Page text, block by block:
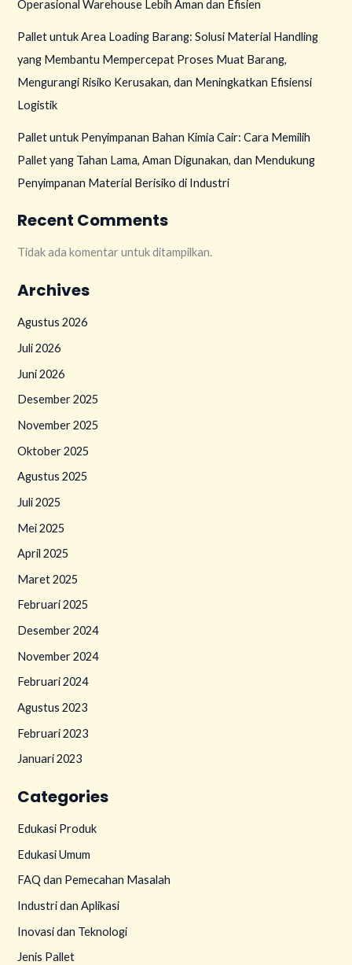
Operasional Warehouse Lebih Aman dan Efisien
Pallet untuk Area Loading Barang: Solusi Material Handling
yang Membantu Mempercepat Proses Muat Barang,
Mengurangi Risiko Kerusakan, dan Meningkatkan Efisiensi
Logistik
Pallet untuk Penyimpanan Bahan Kimia Cair: Cara Memilih
Pallet yang Tahan Lama, Aman Digunakan, dan Mendukung
Penyimpanan Material Berisiko di Industri
Recent Comments
Tidak ada komentar untuk ditampilkan.
Archives
Agustus 2026
Juli 2026
Juni 2026
Desember 2025
November 2025
Oktober 2025
Agustus 2025
Juli 2025
Mei 2025
April 2025
Maret 2025
Februari 2025
Desember 2024
November 2024
Februari 2024
Agustus 2023
Februari 2023
Januari 2023
Categories
Edukasi Produk
Edukasi Umum
FAQ dan Pemecahan Masalah
Industri dan Aplikasi
Inovasi dan Teknologi
Jenis Pallet